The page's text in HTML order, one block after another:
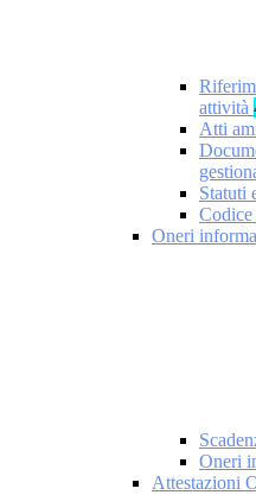
attività
Atti
Statuti
Codice
Oneri
Oneri
Attestazioni